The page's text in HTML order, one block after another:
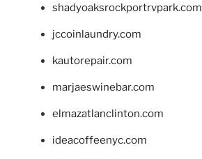
shadyoaksrockportrvpark.com
jccoinlaundry.com
kautorepair.com
marjaeswinebar.com
elmazatlanclinton.com
ideacoffeenyc.com